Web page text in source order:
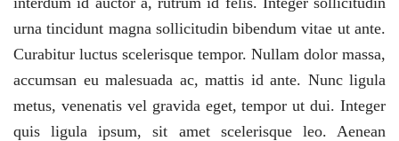
urna tincidunt magna sollicitudin bibendum vitae ut ante.
Curabitur luctus scelerisque tempor. Nullam dolor massa,
accumsan eu malesuada ac, mattis id ante. Nunc ligula
metus, venenatis vel gravida eget, tempor ut dui. Integer
quis ligula ipsum, sit amet scelerisque leo. Aenean